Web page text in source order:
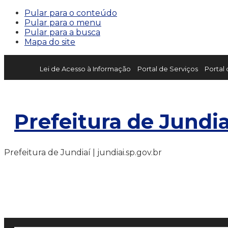
Pular para o conteúdo
Pular para o menu
Pular para a busca
Mapa do site
Lei de Acesso à Informação Portal de Serviços Portal
Prefeitura de
Prefeitura de Jundiaí | jundiai.sp.gov.br